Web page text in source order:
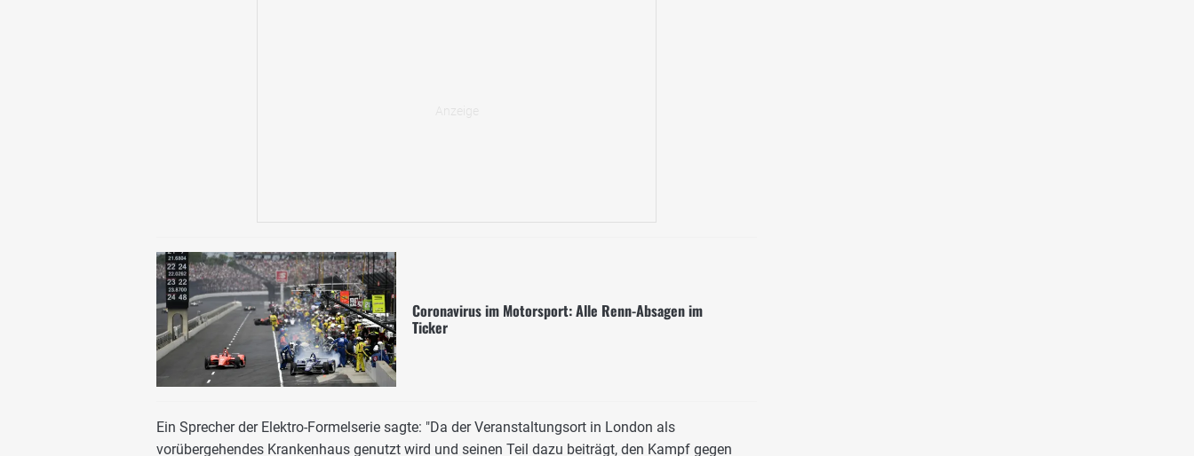
Coronavirus im Motorsport: Alle Renn-Absagen im
Ticker
Ein Sprecher der Elektro-Formelserie sagte: "Da der Veranstaltungsort in London als
vorübergehendes Krankenhaus genutzt wird und seinen Teil dazu beiträgt, den Kampf gegen